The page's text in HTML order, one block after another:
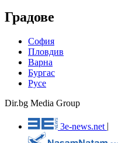
Градове
София
Пловдив
Варна
Бургас
Русе
Dir.bg Media Group
3e-news.net